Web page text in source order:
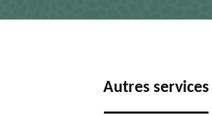
Autres services